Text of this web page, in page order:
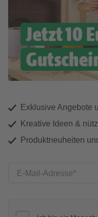
Exklusive Angebote
Kreative Ideen &
Produktneuheiten
E-Mail-Adresse